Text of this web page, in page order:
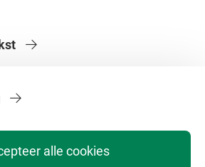
alle cookies